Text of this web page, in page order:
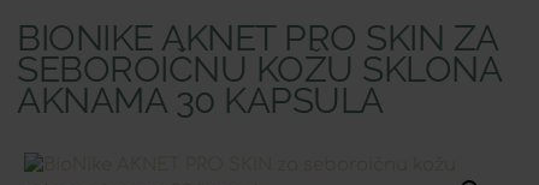
BIONIKE AKNET PRO SKIN ZA
SEBOROIČNU KOŽU SKLONA
AKNAMA 30 KAPSULA